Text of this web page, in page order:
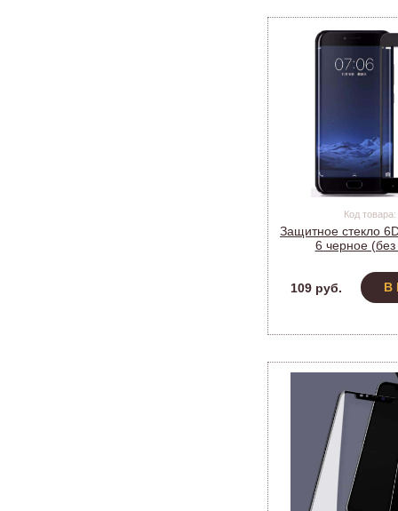
Код
Защитное стекло
6 черное (без
109 руб. В